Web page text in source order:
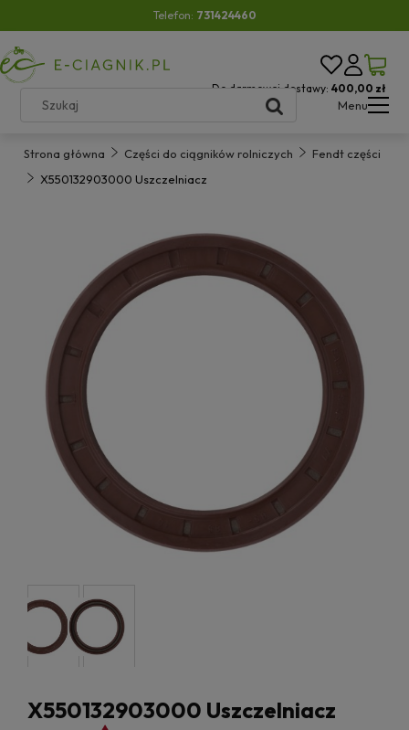
Telefon: 731424460
Do darmowej dostawy: 400,00 zł
Menu
Strona główna Części do ciągników rolniczych
Fendt części
X550132903000 Uszczelniacz
X550132903000 Uszczelniacz